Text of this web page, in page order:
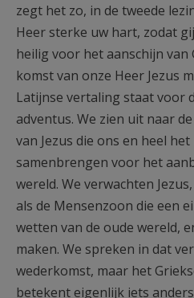
zegt het zo, in de tweede
Heer sterke uw hart, zodat
heilig voor het aanschijn van
komst van onze Heer Jezus
Latijnse vertaling staat voor
adventus. We zien uit naar
van Jezus die ons en heel
samenbrengen voor het
wereld. We verwachten
als de Mensenzoon die een
wetten van de oude wereld,
maken. We spreken in dat
wederkomst, maar het
betekent eigenlijk iets